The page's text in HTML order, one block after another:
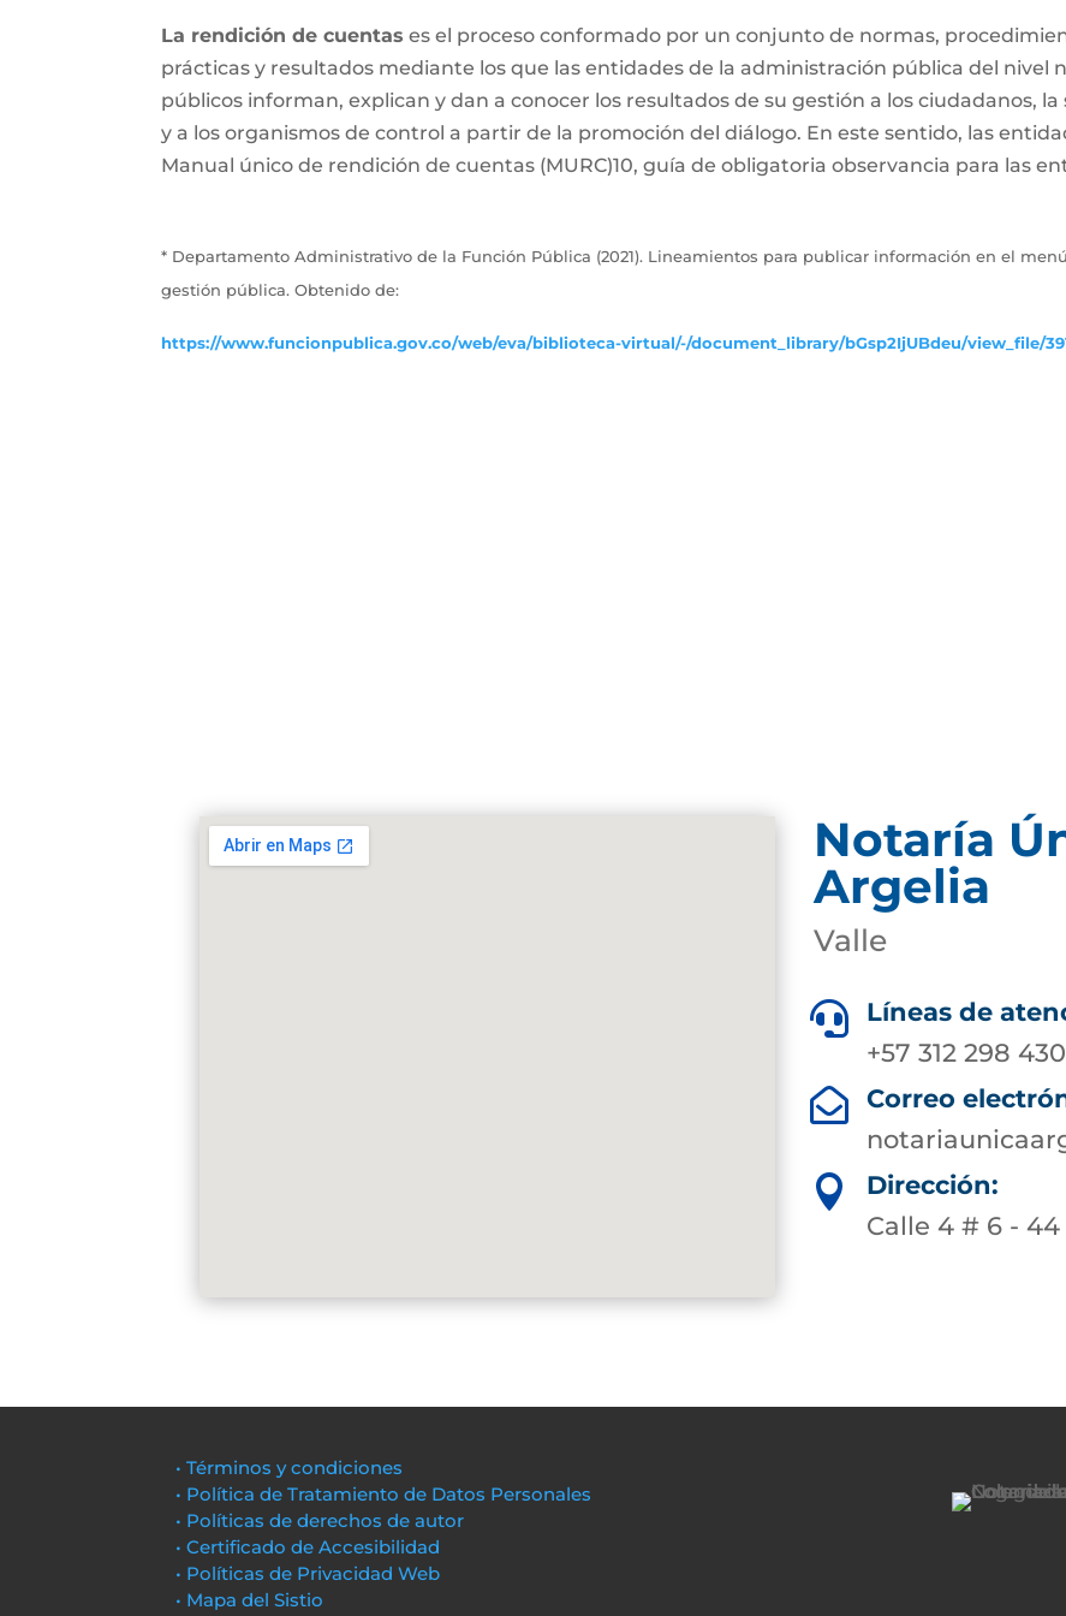
La rendición de cuentas es el proceso conformado por un conjunto de normas,
prácticas y resultados mediante los que las entidades de la administración pública del nivel
públicos informan, explican y dan a conocer los resultados de su gestión a los ciudadanos,
y a los organismos de control a partir de la promoción del diálogo. En este sentido, las
Manual único de rendición de cuentas (MURC)10, guía de obligatoria observancia para las
* Departamento Administrativo de la Función Pública (2021). Lineamientos para publicar información en el
gestión pública. Obtenido de:
https://www.funcionpublica.gov.co/web/eva/biblioteca-virtual/-/document_library/bGsp2IjUBdeu/view_file/
Notaría
Argelia
Valle

Líneas de
+57 312 298

Correo

Dirección:
Calle 4 # 6 -
• Términos y condiciones
• Política de Tratamiento de Datos Personales
• Políticas de derechos de autor
• Certificado de Accesibilidad
• Políticas de Privacidad Web
• Mapa del Sistio